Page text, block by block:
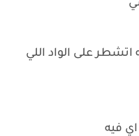
على الواد اللي
فيه